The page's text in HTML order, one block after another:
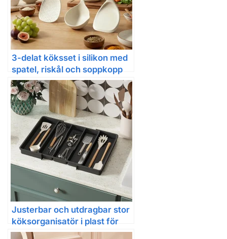
3-delat köksset i silikon med
spatel, riskål och soppkopp
Justerbar och utdragbar stor
köksorganisatör i plast för
bestick